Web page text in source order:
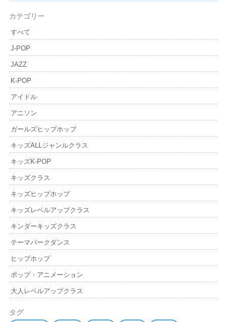
カテゴリー
すべて
J-POP
JAZZ
K-POP
アイドル
アニソン
ガールズヒップホップ
キッズALLジャンルクラス
キッズK-POP
キッズクラス
キッズヒップホップ
キッズレベルアップクラス
キンダーキッズクラス
テーマパークダンス
ヒップホップ
ポップ・アニメーション
大人レベルアップクラス
タグ